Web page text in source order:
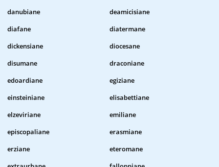
danubiane
deamicisiane
diafane
diatermane
dickensiane
diocesane
disumane
draconiane
edoardiane
egiziane
einsteiniane
elisabettiane
elzeviriane
emiliane
episcopaliane
erasmiane
erziane
eteromane